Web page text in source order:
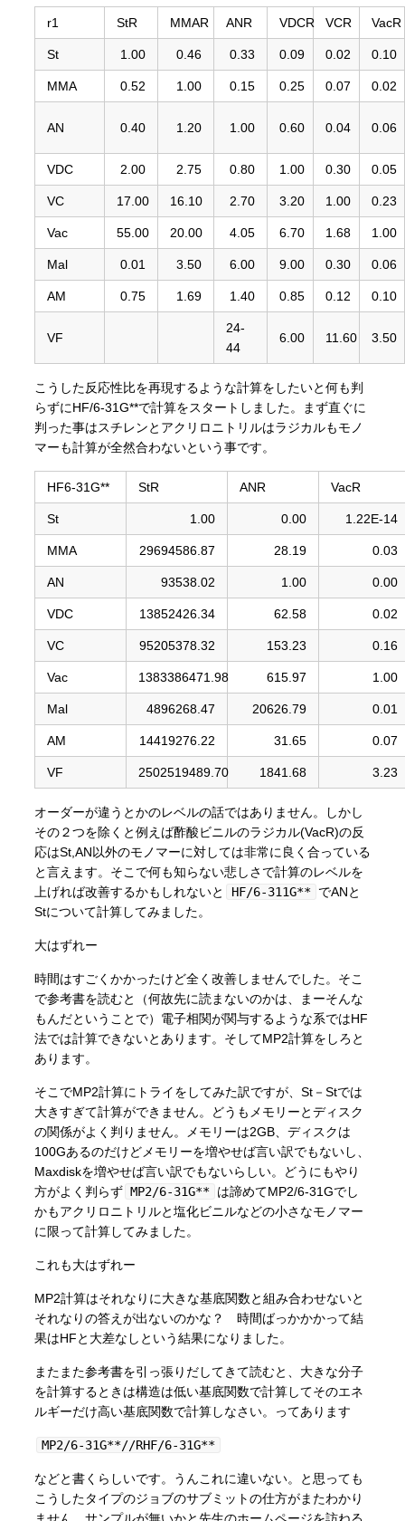
r1 StR MMAR ANR VDCR VCR VacR
St 1.00 0.46 0.33 0.09 0.02 0.10
MMA 0.52 1.00 0.15 0.25 0.07 0.02
AN 0.40 1.20 1.00 0.60 0.04 0.06
VDC 2.00 2.75 0.80 1.00 0.30 0.05
VC 17.00 16.10 2.70 3.20 1.00 0.23
Vac 55.00 20.00 4.05 6.70 1.68 1.00
Mal 0.01 3.50 6.00 9.00 0.30 0.06
AM 0.75 1.69 1.40 0.85 0.12 0.10
VF
24-
44
6.00 11.60 3.50
こうした反応性比を再現するような計算をしたいと何も判
らずにHF/6-31G**で計算をスタートしました。まず直ぐに
判った事はスチレンとアクリロニトリルはラジカルもモノ
マーも計算が全然合わないという事です。
HF6-31G** StR ANR VacR
St 1.00 0.00 1.22E-14
MMA 29694586.87 28.19 0.03
AN 93538.02 1.00 0.00
VDC 13852426.34 62.58 0.02
VC 95205378.32 153.23 0.16
Vac 1383386471.98 615.97 1.00
Mal 4896268.47 20626.79 0.01
AM 14419276.22 31.65 0.07
VF 2502519489.70 1841.68 3.23
オーダーが違うとかのレベルの話ではありません。しかし
その２つを除くと例えば酢酸ビニルのラジカル(VacR)の反
応はSt,AN以外のモノマーに対しては非常に良く合っている
と言えます。そこで何も知らない悲しさで計算のレベルを
上げれば改善するかもしれないと
HF/6-311G** でANと
Stについて計算してみました。
大はずれー
時間はすごくかかったけど全く改善しませんでした。そこ
で参考書を読むと（何故先に読まないのかは、まーそんな
もんだということで）電子相関が関与するような系ではHF
法では計算できないとあります。そしてMP2計算をしろと
あります。
そこでMP2計算にトライをしてみた訳ですが、St－Stでは
大きすぎて計算ができません。どうもメモリーとディスク
の関係がよく判りません。メモリーは2GB、ディスクは
100Gあるのだけどメモリーを増やせば言い訳でもないし、
Maxdiskを増やせば言い訳でもないらしい。どうにもやり
方がよく判らず MP2/6-31G** は諦めてMP2/6-31Gでし
かもアクリロニトリルと塩化ビニルなどの小さなモノマー
に限って計算してみました。
これも大はずれー
MP2計算はそれなりに大きな基底関数と組み合わせないと
それなりの答えが出ないのかな？ 時間ばっかかかって結
果はHFと大差なしという結果になりました。
またまた参考書を引っ張りだしてきて読むと、大きな分子
を計算するときは構造は低い基底関数で計算してそのエネ
ルギーだけ高い基底関数で計算しなさい。ってあります
MP2/6-31G**//RHF/6-31G**
などと書くらしいです。うんこれに違いない。と思っても
こうしたタイプのジョブのサブミットの仕方がまたわかり
ません。サンプルが無いかと先生のホームページを訪ねる